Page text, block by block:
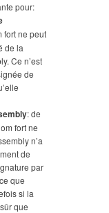
pour:
fort ne peut
de la
Ce n’est
de
: de
fort ne
n’a
de
par
que
si la
que